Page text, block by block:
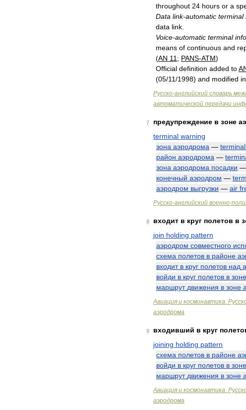
throughout 24 hours or a
Data link-automatic terminal
data link
Voice-automatic terminal
means of continuous and
(AN 11 ; PANS-ATM)
Official definition added to
(05/11/1998) and modified in
Русско-английский словарь
автоматической передачи
7 предупреждение в зоне
terminal warning
зона аэродрома — terminal
район аэродрома —
зона аэродрома посадки —
конечный аэродром —
аэродром выгрузки — air
Русско-английский военно-
8 входит в круг полетов в
join holding pattern
аэродром совместного
схема полетов в районе
входит в круг полетов над
войди в круг полетов в зоне
маршрут движения в зоне
Авиация и космонавтика.
аэродрома
9 входивший в круг
joining holding pattern
схема полетов в районе
войди в круг полетов в зоне
маршрут движения в зоне
Авиация и космонавтика.
аэродрома